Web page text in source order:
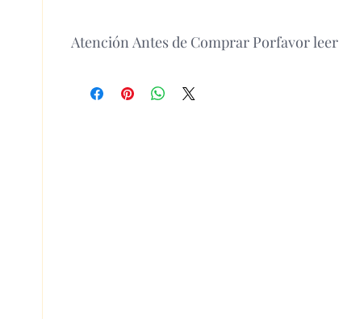
Atención Antes de Comprar Porfavor leer
disponibilidad del producto via whatsapp